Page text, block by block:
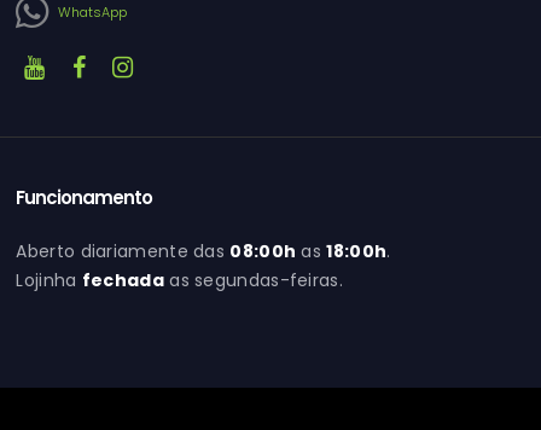
WhatsApp
Funcionamento
Aberto diariamente das 08:00h as18:00h.
Lojinha fechadaas segundas-feiras.